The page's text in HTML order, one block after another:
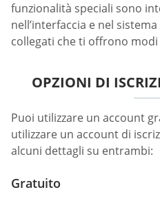
funzionalità speciali sono
nell’interfaccia e nel
collegati che ti offrono
OPZIONI DI
Puoi utilizzare un account
utilizzare un account di
alcuni dettagli su entrambi:
Gratuito